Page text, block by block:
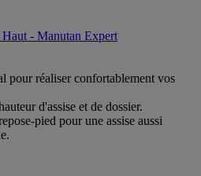
- Manutan Expert
pour réaliser confortablement vos
d'assise et de dossier.
pied pour une assise aussi